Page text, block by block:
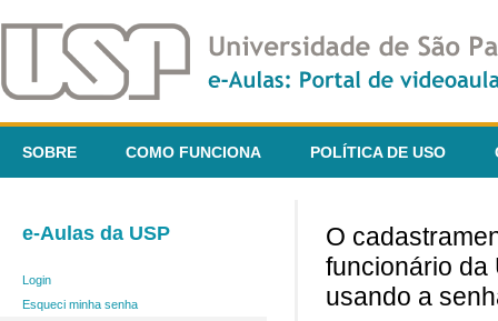
SOBRE COMO FUNCIONA POLÍTICA DE USO
e-Aulas da USP
Login
Esqueci minha senha
O
funcionário da
usando a